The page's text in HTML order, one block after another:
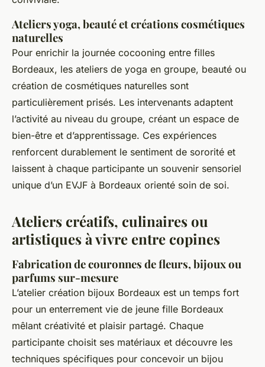
Ateliers yoga, beauté et créations cosmétiques
naturelles
Pour enrichir la journée cocooning entre filles
Bordeaux, les ateliers de yoga en groupe, beauté ou
création de cosmétiques naturelles sont
particulièrement prisés. Les intervenants adaptent
l’activité au niveau du groupe, créant un espace de
bien-être et d’apprentissage. Ces expériences
renforcent durablement le sentiment de sororité et
laissent à chaque participante un souvenir sensoriel
unique d’un EVJF à Bordeaux orienté soin de soi.
Ateliers créatifs, culinaires ou
artistiques à vivre entre copines
Fabrication de couronnes de fleurs, bijoux ou
parfums sur-mesure
L’atelier création bijoux Bordeaux est un temps fort
pour un enterrement vie de jeune fille Bordeaux
mêlant créativité et plaisir partagé. Chaque
participante choisit ses matériaux et découvre les
techniques spécifiques pour concevoir un bijou